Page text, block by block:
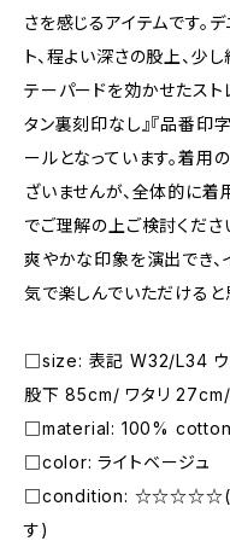
さを感じるアイテムです。
ト、程よい深さの股上、少
テーパードを効かせたストレ
タン裏刻印なし』『品番印
ールとなっています。着
ざいませんが、全体的に着
でご理解の上ご検討くださ
爽やかな印象を演出でき、
気で楽しんでいただけると
□size: 表記 W32/L34
股下 85cm/ ワタリ
□material: 100% cotton
□color: ライトベージュ
□condition: ☆☆☆☆☆(着用
す)